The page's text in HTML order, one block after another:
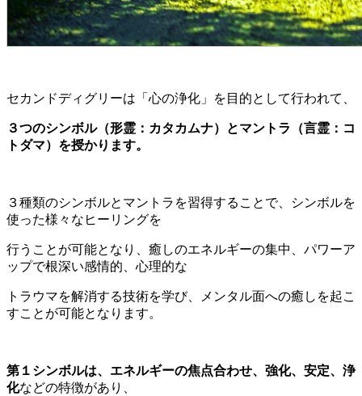
セカンドディグリーは「心の浄化」を目的として行われて、
３つのシンボル（形霊：カタカムナ）とマントラ（言霊：コ
トダマ）を授かります。
３種類のシンボルとマントラを習得することで、シンボルを
使った様々なヒーリングを
行うことが可能となり、癒しのエネルギーの集中、パワーア
ップで根深い感情的、心理的な
トラウマを解消する技術を学び、メンタル面への癒しを起こ
すことが可能となります。
第１シンボルは、エネルギーの焦点合わせ、強化、安定、浄
化などの特徴があり、